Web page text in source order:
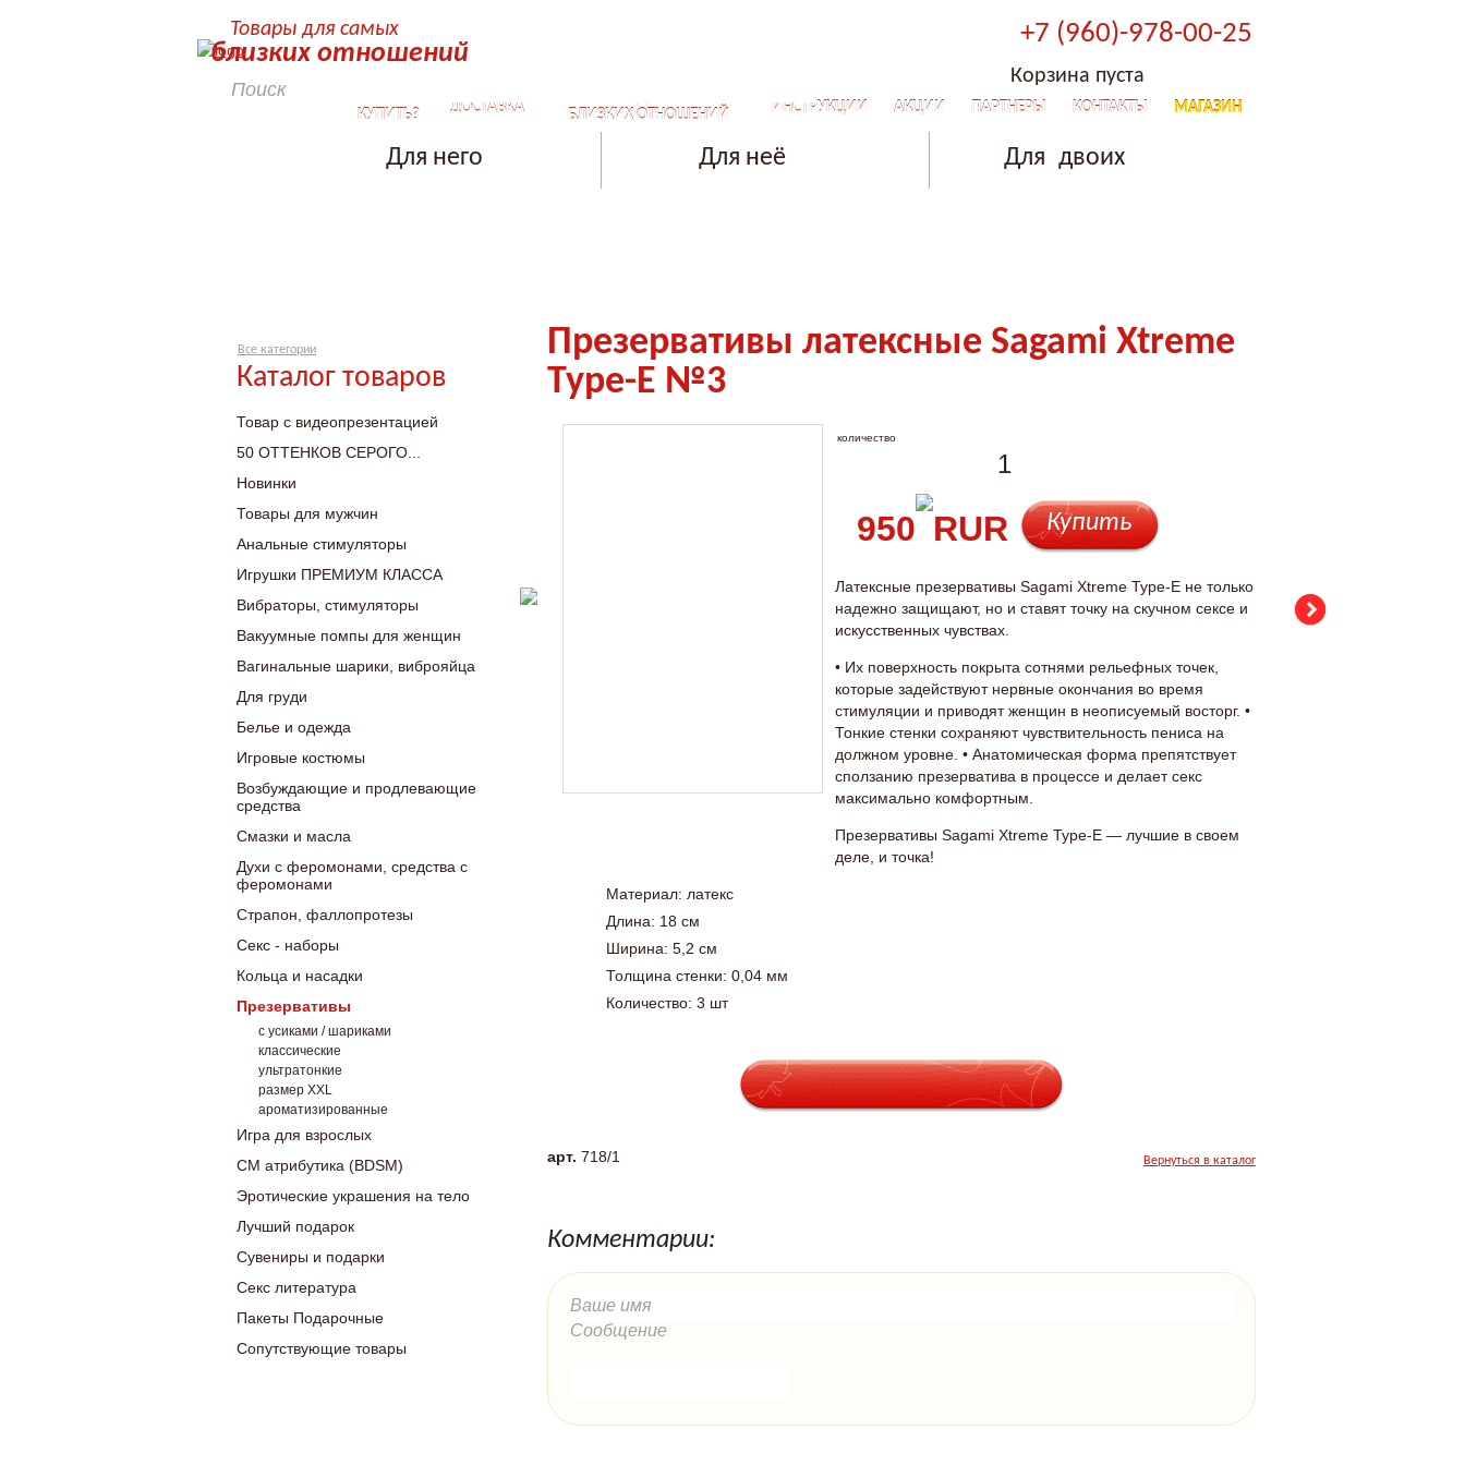
Товары для самых
близких отношений
+7 (960)-978-00-25
КУПИТЬ?
ДОСТАВКА
СЕКРЕТЫ ДЛЯ САМЫХ
БЛИЗКИХ ОТНОШЕНИЙ
ИНСТРУКЦИИ АКЦИИ ПАРТНЕРЫ КОНТАКТЫ МАГАЗИН
Для него Для неё Для двоих
Корзина пуста
Все категории
Каталог товаров
Товар с видеопрезентацией
50 ОТТЕНКОВ СЕРОГО...
Новинки
Товары для мужчин
Анальные стимуляторы
Игрушки ПРЕМИУМ КЛАССА
Вибраторы, стимуляторы
Вакуумные помпы для женщин
Вагинальные шарики, виброяйца
Для груди
Белье и одежда
Игровые костюмы
Возбуждающие и продлевающие
средства
Смазки и масла
Духи с феромонами, средства с
феромонами
Страпон, фаллопротезы
Секс - наборы
Кольца и насадки
Презервативы
с усиками / шариками
классические
ультратонкие
размер XXL
ароматизированные
Игра для взрослых
СМ атрибутика (BDSM)
Эротические украшения на тело
Лучший подарок
Сувениры и подарки
Секс литература
Пакеты Подарочные
Сопутствующие товары
Презервативы латексные Sagami Xtreme
Type-E №3
количество
950 Купить
Латексные презервативы Sagami Xtreme Type-E не только
надежно защищают, но и ставят точку на скучном сексе и
искусственных чувствах.
• Их поверхность покрыта сотнями рельефных точек,
которые задействуют нервные окончания во время
стимуляции и приводят женщин в неописуемый восторг. •
Тонкие стенки сохраняют чувствительность пениса на
должном уровне. • Анатомическая форма препятствует
сползанию презерватива в процессе и делает секс
максимально комфортным.
Презервативы Sagami Xtreme Type-E — лучшие в своем
деле, и точка!
Материал: латекс
Длина: 18 см
Ширина: 5,2 см
Толщина стенки: 0,04 мм
Количество: 3 шт
арт. 718/1 Вернуться в каталог
Комментарии: